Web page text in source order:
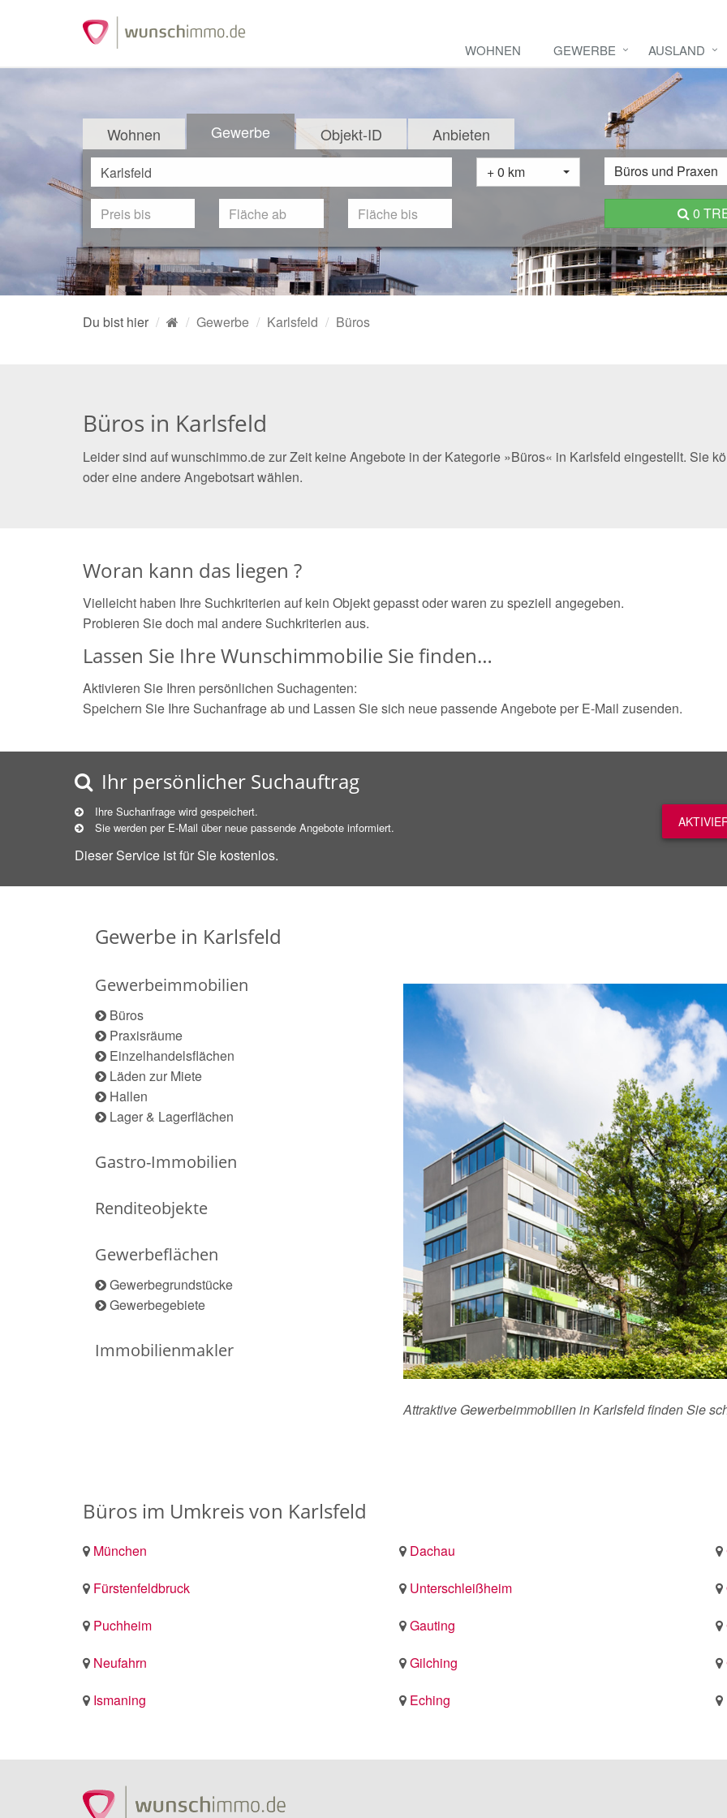
WOHNEN GEWERBE AUSLAND
Wohnen Gewerbe Objekt-ID Anbieten
+ 0 km Büros und Praxen
0
Du bist hier Gewerbe Karlsfeld Büros
Büros in Karlsfeld
Leider sind auf wunschimmo.de zur Zeit keine Angebote in der Kategorie »Büros« in Karlsfeld eingestellt. Sie
oder eine andere Angebotsart wählen.
Woran kann das liegen ?
Vielleicht haben Ihre Suchkriterien auf kein Objekt gepasst oder waren zu speziell angegeben.
Probieren Sie doch mal andere Suchkriterien aus.
Lassen Sie Ihre Wunschimmobilie Sie finden…
Aktivieren Sie Ihren persönlichen Suchagenten:
Speichern Sie Ihre Suchanfrage ab und Lassen Sie sich neue passende Angebote per E-Mail zusenden.
Ihr persönlicher Suchauftrag
Ihre Suchanfrage wird gespeichert.
Sie werden per E-Mail über neue passende Angebote informiert.
Dieser Service ist für Sie kostenlos.
Gewerbe in Karlsfeld
Gewerbeimmobilien
Büros
Praxisräume
Einzelhandelsflächen
Läden zur Miete
Hallen
Lager & Lagerflächen
Gastro-Immobilien
Renditeobjekte
Gewerbeflächen
Gewerbegrundstücke
Gewerbegebiete
Immobilienmakler
Attraktive Gewerbeimmobilien in Karlsfeld finden Sie
Büros im Umkreis von Karlsfeld
München Dachau
Fürstenfeldbruck
Unterschleißheim
Puchheim
Gauting
Neufahrn
Gilching
Ismaning
Eching